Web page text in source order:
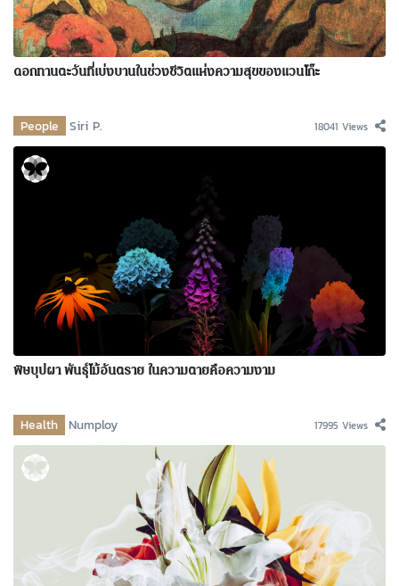
ดอกทานตะวันที่เบ่งบานในช่วงชีวิตแห่งความสุขของแวนโก๊ะ
People Siri P. 18041 Views
พิษบุปผา พันธุ์ไม้อันตราย ในความตายคือความงาม
Health Numploy 17995 Views